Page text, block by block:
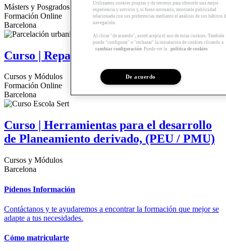
Másters y Posgrados
Formación Online
Barcelona
Curso | Reparcelación urbana
Cursos y Módulos
Formación Online
Barcelona
Curso | Herramientas para el desarrollo
de Planeamiento derivado, (PEU / PMU)
Cursos y Módulos
Barcelona
Pídenos Información
Contáctanos y te ayudaremos a encontrar la formación que mejor se
adapte a tus necesidades.
Cómo matricularte
Utilizamos cookies propias y de terceros para ofrecerle una mejor
experiencia y servicio y, si fuese necesario, mostrarle publicidad
relacionada con sus preferencias mediante el análisis de sus hábitos
navegación.
Al clicar "de acuerdo", usted acepta el uso de estas cookies. También
puede "configurar" o "rechazar" la instalación de cookies clicando a
cambiar configuración. Puede ver la política de cookies
De acuerdo